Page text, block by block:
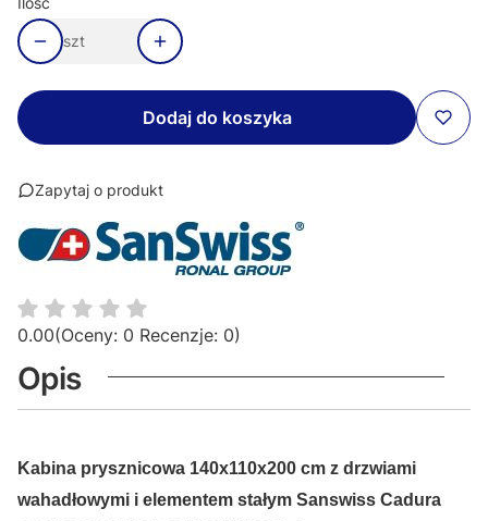
szt
Dodaj do koszyka
Zapytaj o produkt
0.00(Oceny: 0 Recenzje: 0)
Opis
Kabina prysznicowa 140x110x200 cm z drzwiami
wahadłowymi i elementem stałym Sanswiss Cadura